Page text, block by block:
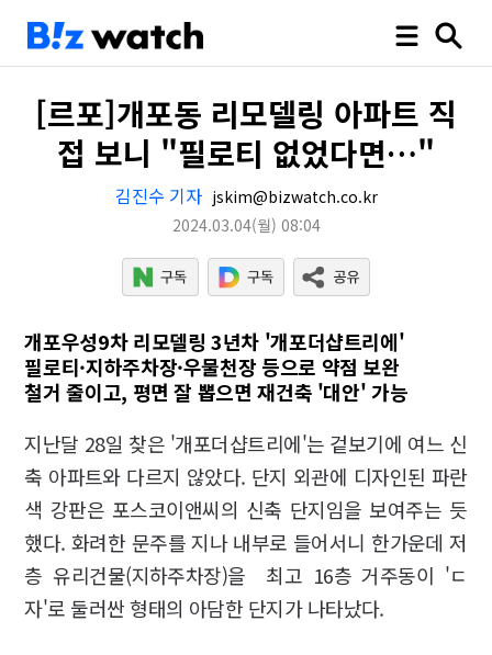
[르포]개포동 리모델링 아파트 직
접 보니 "필로티 없었다면…"
김진수 기자 jskim@bizwatch.co.kr
2024.03.04(월) 08:04
개포우성9차 리모델링 3년차 '개포더샵트리에'
필로티·지하주차장·우물천장 등으로 약점 보완
철거 줄이고, 평면 잘 뽑으면 재건축 '대안' 가능
지난달 28일 찾은 '개포더샵트리에'는 겉보기에 여느 신
축 아파트와 다르지 않았다. 단지 외관에 디자인된 파란
색 강판은 포스코이앤씨의 신축 단지임을 보여주는 듯
했다. 화려한 문주를 지나 내부로 들어서니 한가운데 저
층 유리건물(지하주차장)을 최고 16층 거주동이 'ㄷ
자'로 둘러싼 형태의 아담한 단지가 나타났다.